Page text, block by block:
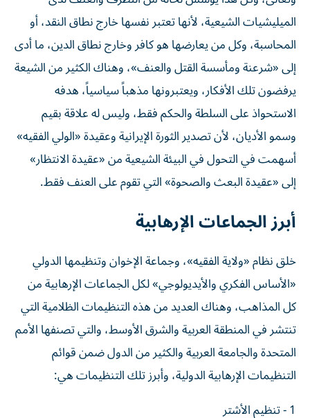
الميليشيات الشيعية، لأنها تعتبر نفسها خارج نطاق النقد، أو
المحاسبة، وكل من يعارضها هو كافر وخارج نطاق الدين، ما أدى
إلى «شرعنة ومأسسة القتل والعنف»، وهناك الكثير من الشيعة
يرفضون تلك الأفكار، ويعتبرونها مذهباً سياسياً، هدفه
الاستحواذ على السلطة والحكم فقط، وليس له علاقة بقيم
وسمو الأديان، لأن تصدير الثورة الإيرانية وعقيدة «الولي الفقيه»
أسهمت في التحول في البيئة الشيعية من «عقيدة الانتظار»
إلى «عقيدة البعث والصحوة» التي تقوم على العنف فقط.
أبرز الجماعات الإرهابية
خلق نظام «ولاية الفقيه»، وجماعة الإخوان وتنظيمها الدولي
«الأساس الفكري والأيديولوجي» لكل الجماعات الإرهابية من
كل المذاهب، وهناك العديد من هذه التنظيمات الظلامية التي
تنتشر في المنطقة العربية والشرق الأوسط، والتي تصنفها الأمم
المتحدة والجامعة العربية والكثير من الدول ضمن قوائم
التنظيمات الإرهابية الدولية، وأبرز تلك التنظيمات هي:
1 - تنظيم الأشتر